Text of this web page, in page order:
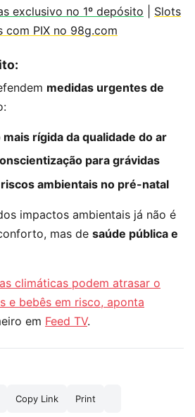
exclusivo no 1º depósito
Slots
PIX no 98g.com
medidas urgentes de
rígida da qualidade do ar
para grávidas
ambientais no pré-natal
impactos ambientais já não é
mas de saúde pública e
climáticas podem atrasar o
e bebês em risco, aponta
em Feed TV.
Copy Link Print